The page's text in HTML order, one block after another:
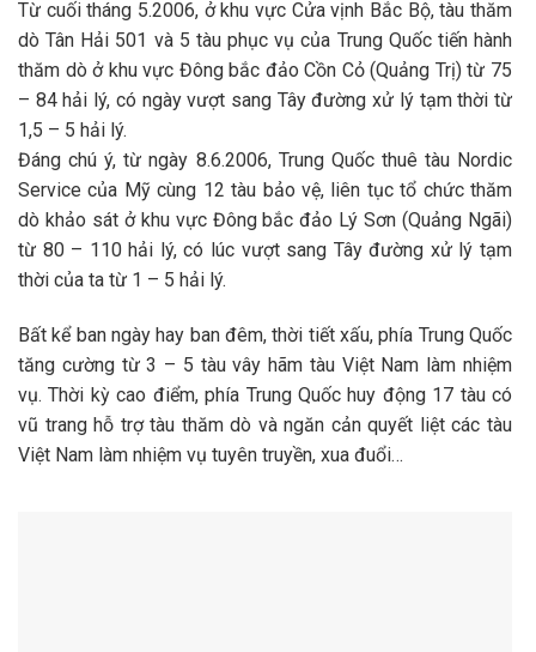
Từ cuối tháng 5.2006, ở khu vực Cửa vịnh Bắc Bộ, tàu thăm
dò Tân Hải 501 và 5 tàu phục vụ của Trung Quốc tiến hành
thăm dò ở khu vực Đông bắc đảo Cồn Cỏ (Quảng Trị) từ 75
– 84 hải lý, có ngày vượt sang Tây đường xử lý tạm thời từ
1,5 – 5 hải lý.
Đáng chú ý, từ ngày 8.6.2006, Trung Quốc thuê tàu Nordic
Service của Mỹ cùng 12 tàu bảo vệ, liên tục tổ chức thăm
dò khảo sát ở khu vực Đông bắc đảo Lý Sơn (Quảng Ngãi)
từ 80 – 110 hải lý, có lúc vượt sang Tây đường xử lý tạm
thời của ta từ 1 – 5 hải lý.
Bất kể ban ngày hay ban đêm, thời tiết xấu, phía Trung Quốc
tăng cường từ 3 – 5 tàu vây hãm tàu Việt Nam làm nhiệm
vụ. Thời kỳ cao điểm, phía Trung Quốc huy động 17 tàu có
vũ trang hỗ trợ tàu thăm dò và ngăn cản quyết liệt các tàu
Việt Nam làm nhiệm vụ tuyên truyền, xua đuổi…